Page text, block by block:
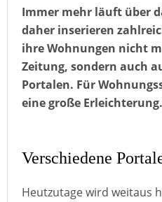
Immer mehr läuft über
daher inserieren
ihre Wohnungen nicht
Zeitung, sondern auch
Portalen. Für
eine große Erleichterung.
Verschiedene
Heutzutage wird weitaus